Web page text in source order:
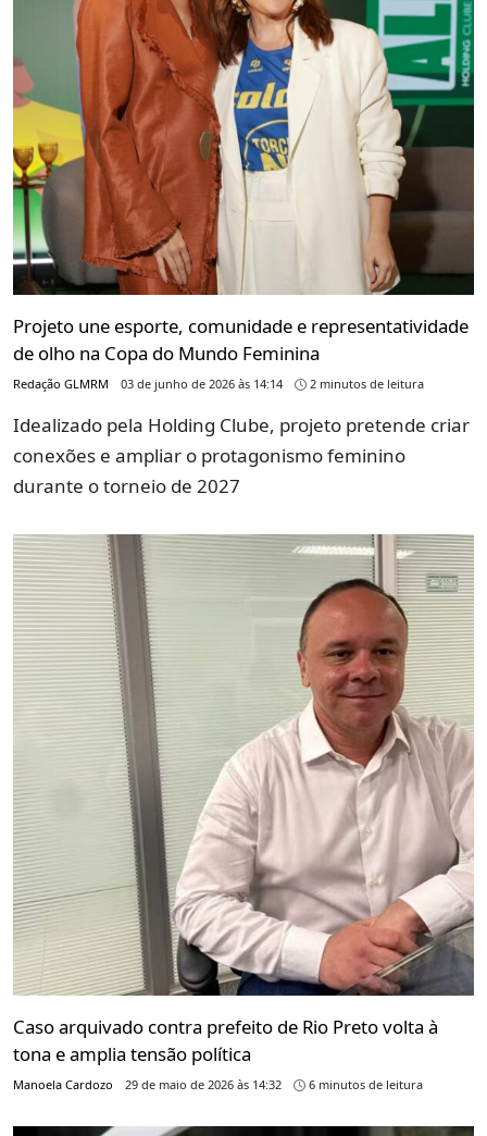
Projeto une esporte, comunidade e representatividade
de olho na Copa do Mundo Feminina
Redação GLMRM 03 de junho de 2026 às 14:14 2 minutos de leitura
Idealizado pela Holding Clube, projeto pretende criar
conexões e ampliar o protagonismo feminino
durante o torneio de 2027
Caso arquivado contra prefeito de Rio Preto volta à
tona e amplia tensão política
Manoela Cardozo 29 de maio de 2026 às 14:32 6 minutos de leitura